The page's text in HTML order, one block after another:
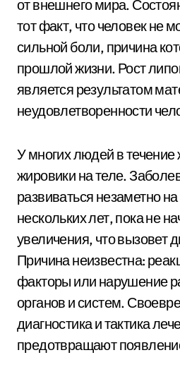
от внешнего мира.
тот факт, что человек не
сильной боли, причина
прошлой жизни. Рост
является результатом
неудовлетворенности
У многих людей в
жировики на теле.
развиваться незаметно
нескольких лет, пока не
увеличения, что вызовет
Причина неизвестна:
факторы или нарушение
органов и систем.
диагностика и тактика
предотвращают